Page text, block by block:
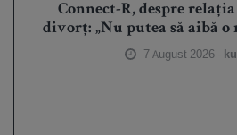
Connect-R, despre
divorț: „Nu putea să aibă o
7 August 2026 -